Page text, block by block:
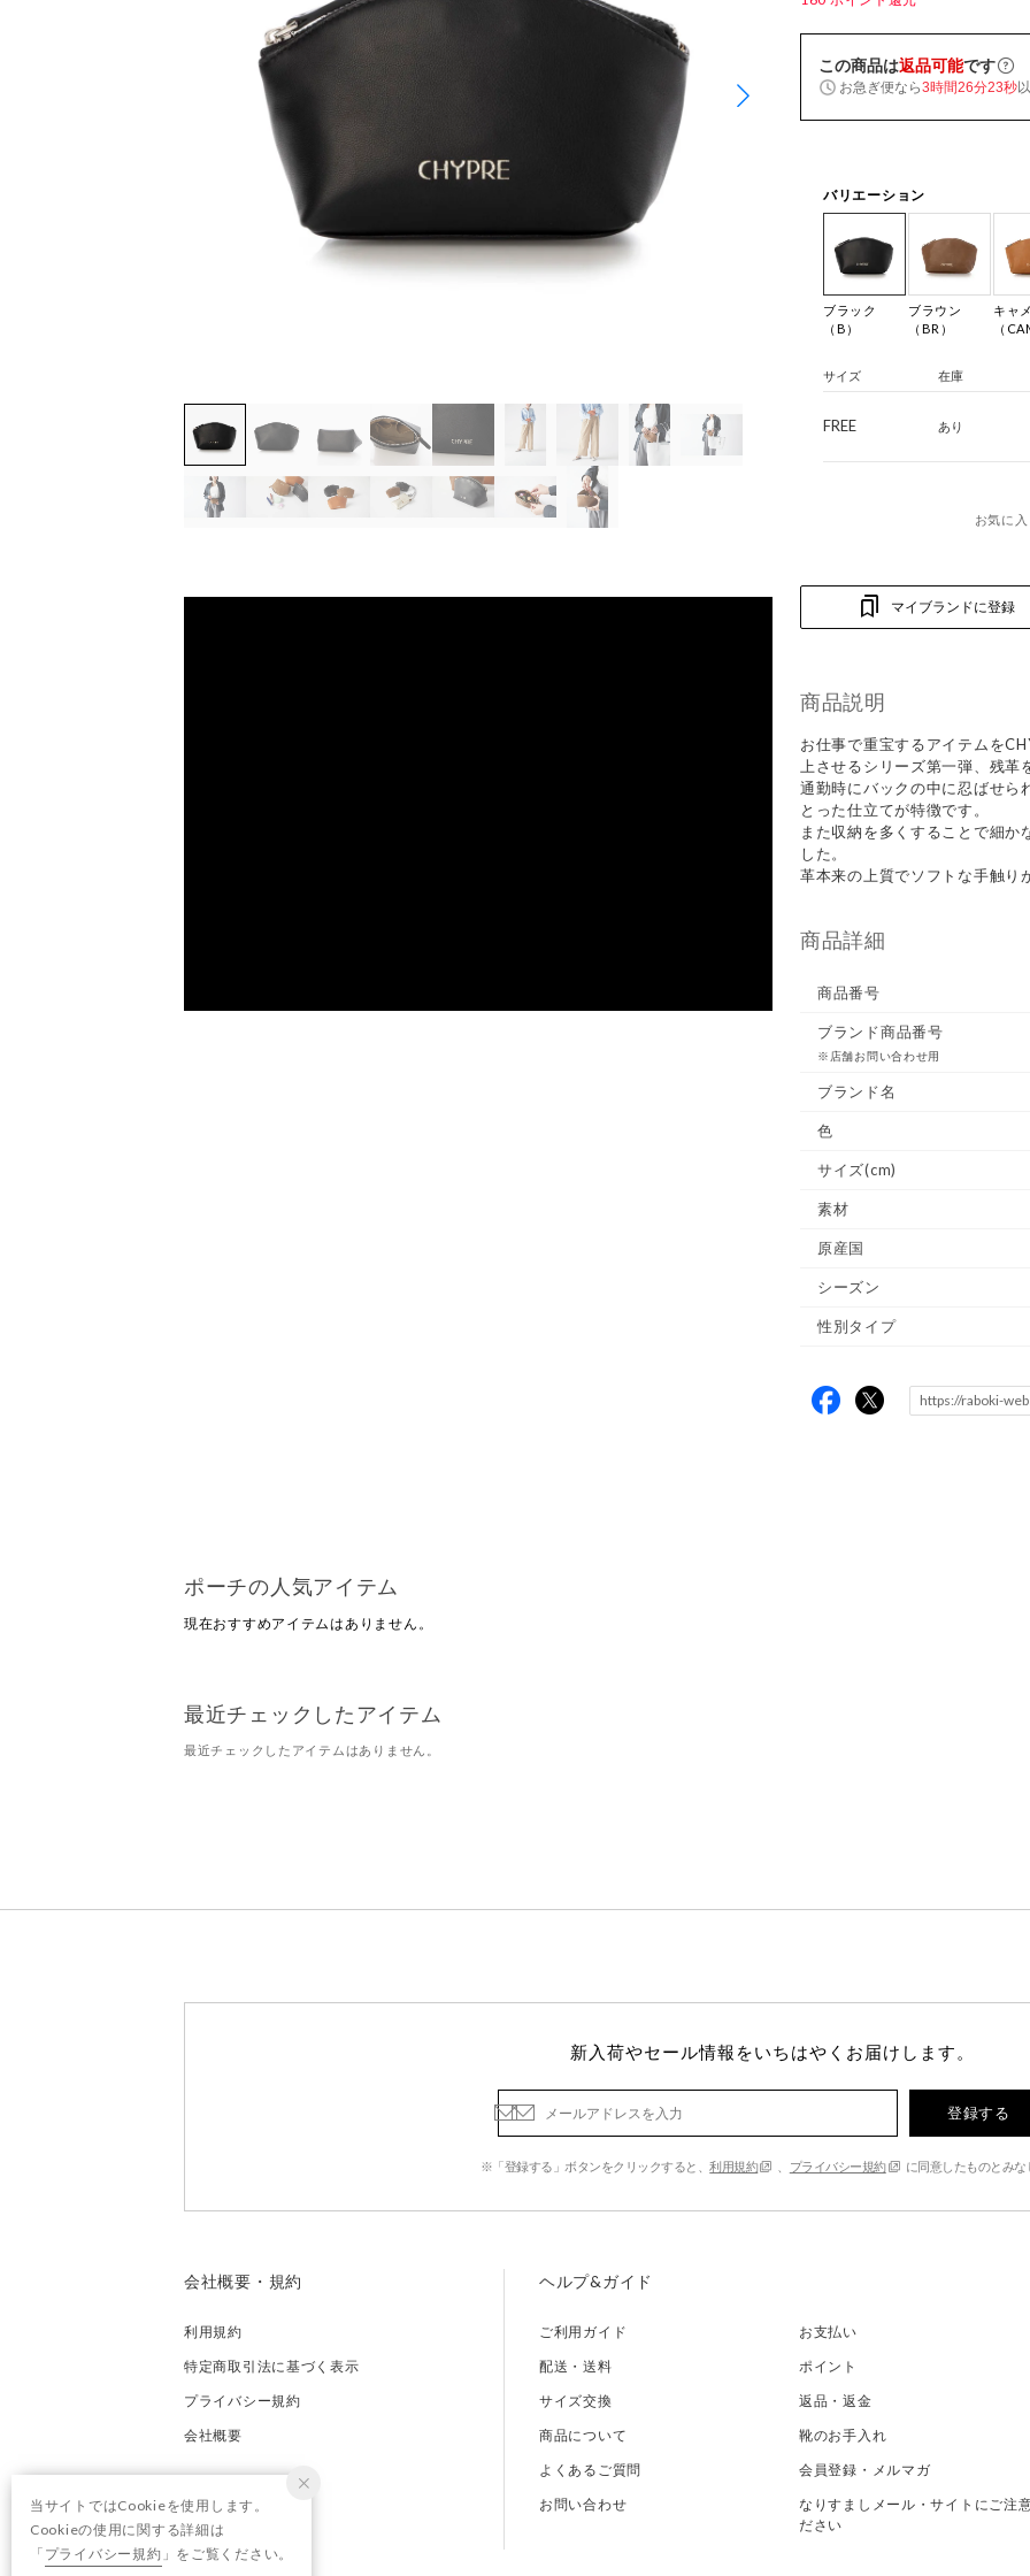
この商品は返品可能です
お急ぎ便なら3時間26分23秒
バリエーション
ブラック
（B）
ブラウン
（BR）
キャ
（
サイズ 在庫
FREE あり
お気に
マイブランドに登録
商品説明
お仕事で重宝するアイテムを
上させるシリーズ第一弾、残
通勤時にバックの中に忍ばせら
とった仕立てが特徴です。
また収納を多くすることで細
した。
革本来の上質でソフトな手触り
商品詳細
商品番号
ブランド商品番号
※店舗お問い合わせ用
ブランド名
色
サイズ(cm)
素材
原産国
シーズン
性別タイプ
ポーチの人気アイテム
現在おすすめアイテムはありません。
最近チェックしたアイテム
最近チェックしたアイテムはありません。
新入荷やセール情報をいちはやくお届けします。
登録する
※「登録する」ボタンをクリックすると、利用規約 プライバシー規約 に同意したものとみな
会社概要・規約
利用規約
特定商取引法に基づく表示
プライバシー規約
会社概要
ヘルプ&ガイド
ご利用ガイド
お支払い
配送・送料
ポイント
サイズ交換
返品・返金
商品について
靴のお手入れ
よくあるご質問
会員登録・メルマガ
お問い合わせ
なりすましメール・サイトにご注
ださい
当サイトではCookieを使用します。
Cookieの使用に関する詳細は
「 プライバシー規約 」をご覧ください。